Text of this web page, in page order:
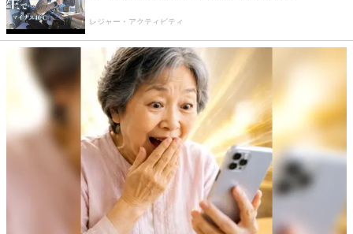
レジャー・アクティビティ